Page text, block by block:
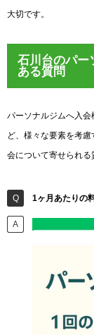
大切です。
石川台のパー
ある質問
パーソナルジムへ入
ど、様々な要素を考
会について寄せられる
1ヶ月あたりの